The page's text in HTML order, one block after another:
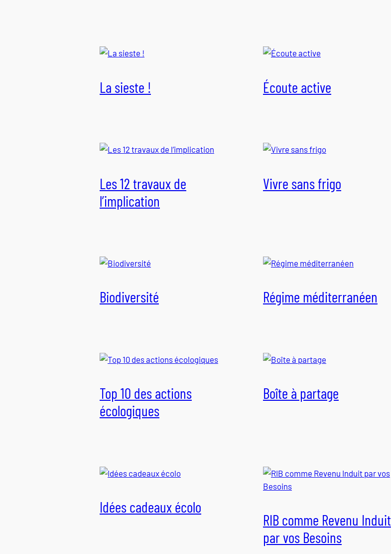
La sieste ! Écoute active
Les 12 travaux de
l’implication
Vivre sans frigo
Biodiversité Régime méditerranéen
Top 10 des actions
écologiques
Boîte à partage
Idées cadeaux écolo
RIB comme Revenu Induit
par vos Besoins